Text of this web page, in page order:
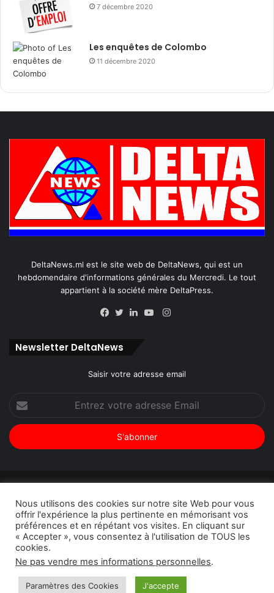
7 décembre 2020
Les enquêtes de Colombo
11 décembre 2020
DeltaNews.ml est le site web de DeltaNews, qui est un
hebdomendaire d'informations générales du Mercredi. Le tout
appartient à la société mère DeltaPress.
Instagram
Newsletter DeltaNews
Saisir votre adresse email
votre
adresse
Email
DeltaPress| ConceptionDoucSoft Technologies
Annonces
Contact Politique de confidentialité
Facebook
TwitterLinkedinYouTubeInstagram
Nous utilisons des cookies sur notre site Web pour vous
offrir l'expérience la plus pertinente en mémorisant vos
préférences et en répétant vos visites. En cliquant sur
« Accepter », vous consentez à l'utilisation de TOUS les
cookies.
Ne pas vendre mes informations personnelles.
Paramètres des Cookies J'accepte